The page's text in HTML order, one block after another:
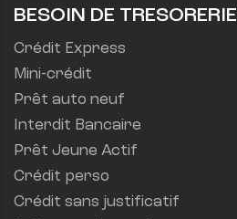
BESOIN DE TRESORERIE
Crédit Express
Mini-crédit
Prêt auto neuf
Interdit Bancaire
Prêt Jeune Actif
Crédit perso
Crédit sans justificatif